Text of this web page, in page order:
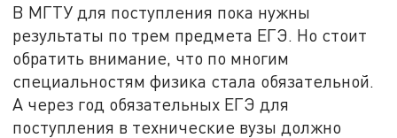
В МГТУ для поступления пока нужны
результаты по трем предмета ЕГЭ. Но стоит
обратить внимание, что по многим
специальностям физика стала обязательной.
А через год обязательных ЕГЭ для
поступления в технические вузы должно